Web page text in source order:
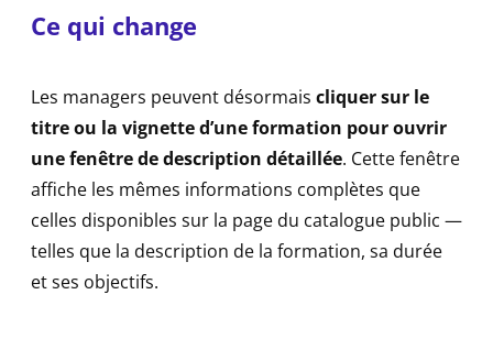
Ce qui change
Les managers peuvent désormais cliquer sur le
titre ou la vignette d’une formation pour ouvrir
une fenêtre de description détaillée. Cette fenêtre
affiche les mêmes informations complètes que
celles disponibles sur la page du catalogue public —
telles que la description de la formation, sa durée
et ses objectifs.